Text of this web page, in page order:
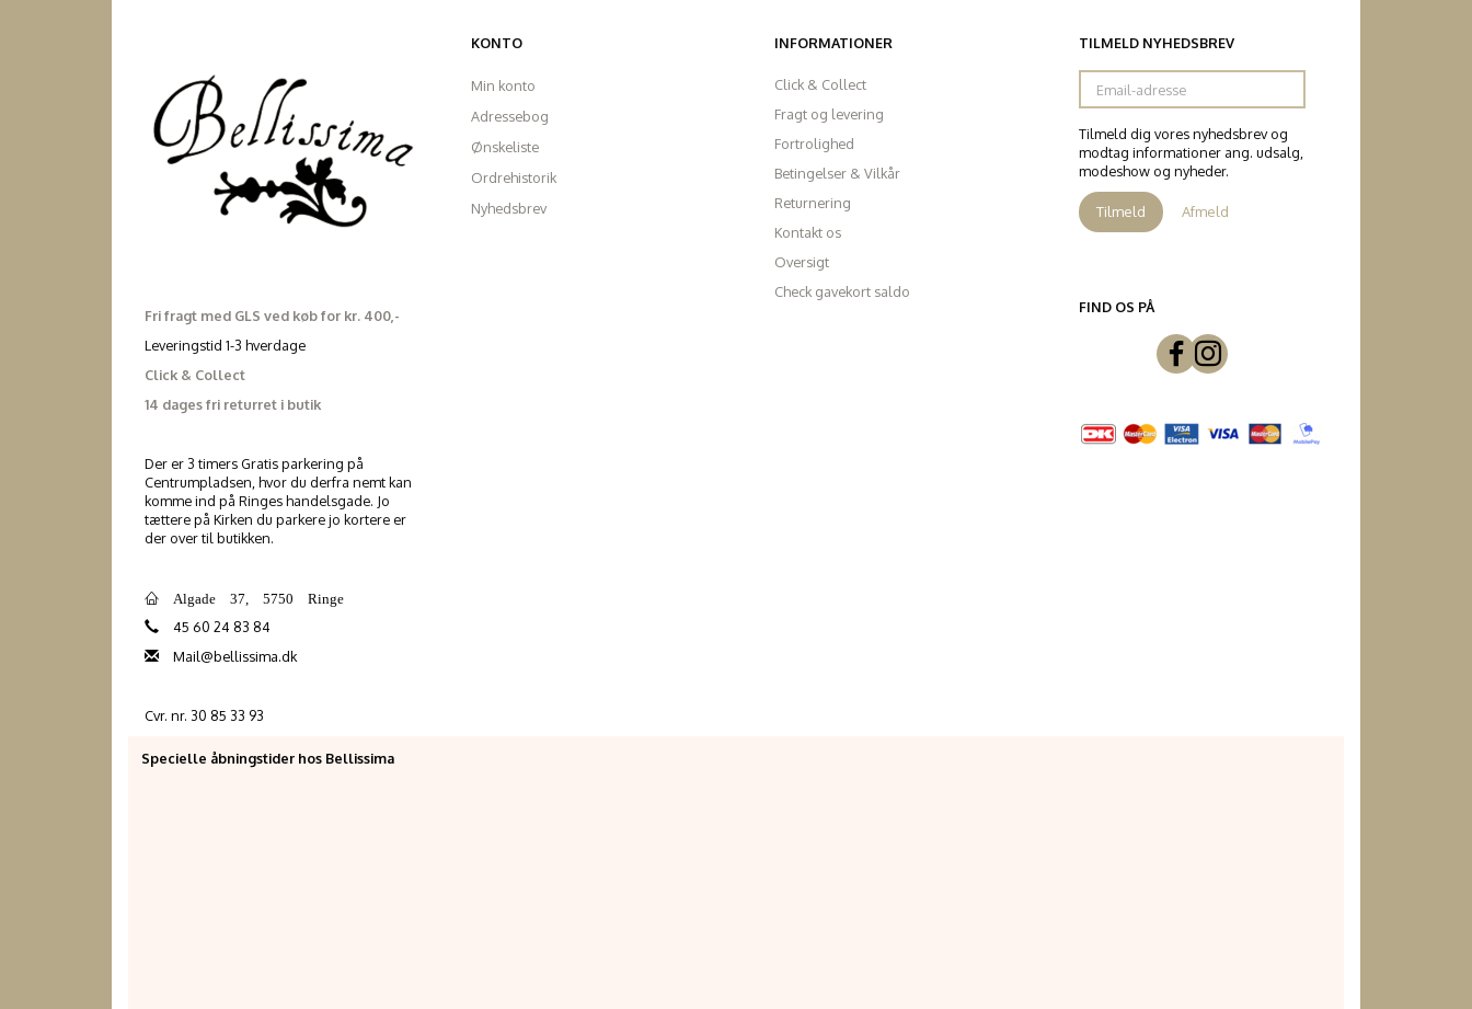
Fri fragt med GLS ved køb for kr. 400,-
Leveringstid 1-3 hverdage
Click & Collect
14 dages fri returret i butik
Der er 3 timers Gratis parkering på
Centrumpladsen, hvor du derfra nemt kan
komme ind på Ringes handelsgade. Jo
tættere på Kirken du parkere jo kortere er
der over til butikken.
Algade 37, 5750 Ringe
45 60 24 83 84
Mail@bellissima.dk
Cvr. nr. 30 85 33 93
KONTO
Min konto
Adressebog
Ønskeliste
Ordrehistorik
Nyhedsbrev
INFORMATIONER
Click & Collect
Fragt og levering
Fortrolighed
Betingelser & Vilkår
Returnering
Kontakt os
Oversigt
Check gavekort saldo
TILMELD NYHEDSBREV
Email-
adresse
Tilmeld dig vores nyhedsbrev og
modtag informationer ang. udsalg,
modeshow og nyheder.
Tilmeld Afmeld
FIND OS PÅ
Specielle åbningstider hos Bellissima